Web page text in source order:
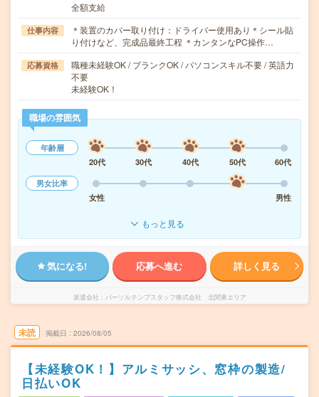
全額支給
仕事内容
＊装置のカバー取り付け：ドライバー使用あり＊シール貼
り付けなど、完成品最終工程 ＊カンタンなPC操作…
応募資格
職種未経験OK / ブランクOK / パソコンスキル不要 / 英語力
不要
未経験OK！
職場の雰囲気
年齢層
20代
30代 40代 50代
60代
男女比率
女性
男性
もっと見る
気になる! 応募へ進む 詳しく見る
派遣会社 パーソルテンプスタッフ株式会社 北関東エリア
未読 掲載日 2026/08/05
【未経験OK！】アルミサッシ、窓枠の製造/
日払いOK